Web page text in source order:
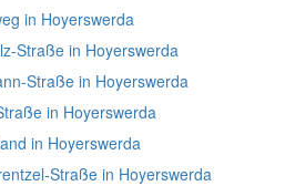
in Hoyerswerda
Straße in Hoyerswerda
Straße in Hoyerswerda
in Hoyerswerda
in Hoyerswerda
Straße in Hoyerswerda